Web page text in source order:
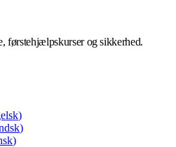
førstehjælpskurser og sikkerhed.
)
)
)